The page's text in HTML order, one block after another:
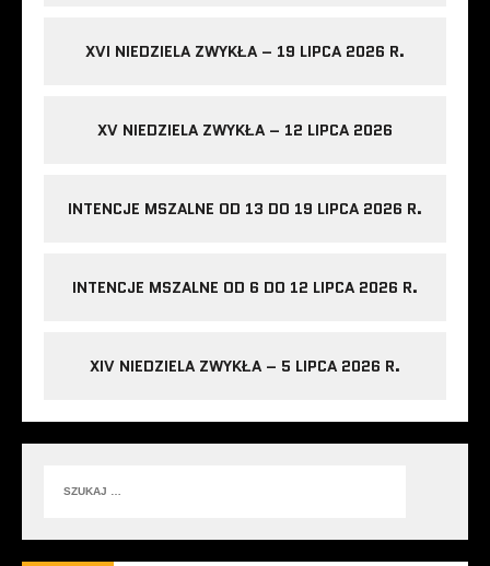
XVI NIEDZIELA ZWYKŁA – 19 LIPCA 2026 R.
XV NIEDZIELA ZWYKŁA – 12 LIPCA 2026
INTENCJE MSZALNE OD 13 DO 19 LIPCA 2026 R.
INTENCJE MSZALNE OD 6 DO 12 LIPCA 2026 R.
XIV NIEDZIELA ZWYKŁA – 5 LIPCA 2026 R.